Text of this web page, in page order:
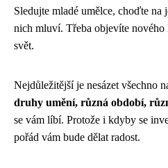
Sledujte mladé umělce, choďte
nich mluví. Třeba objevíte
svět.
Nejdůležitější je nesázet všechno
druhy umění, různá období,
se vám líbí. Protože i kdyby se
pořád vám bude dělat radost.